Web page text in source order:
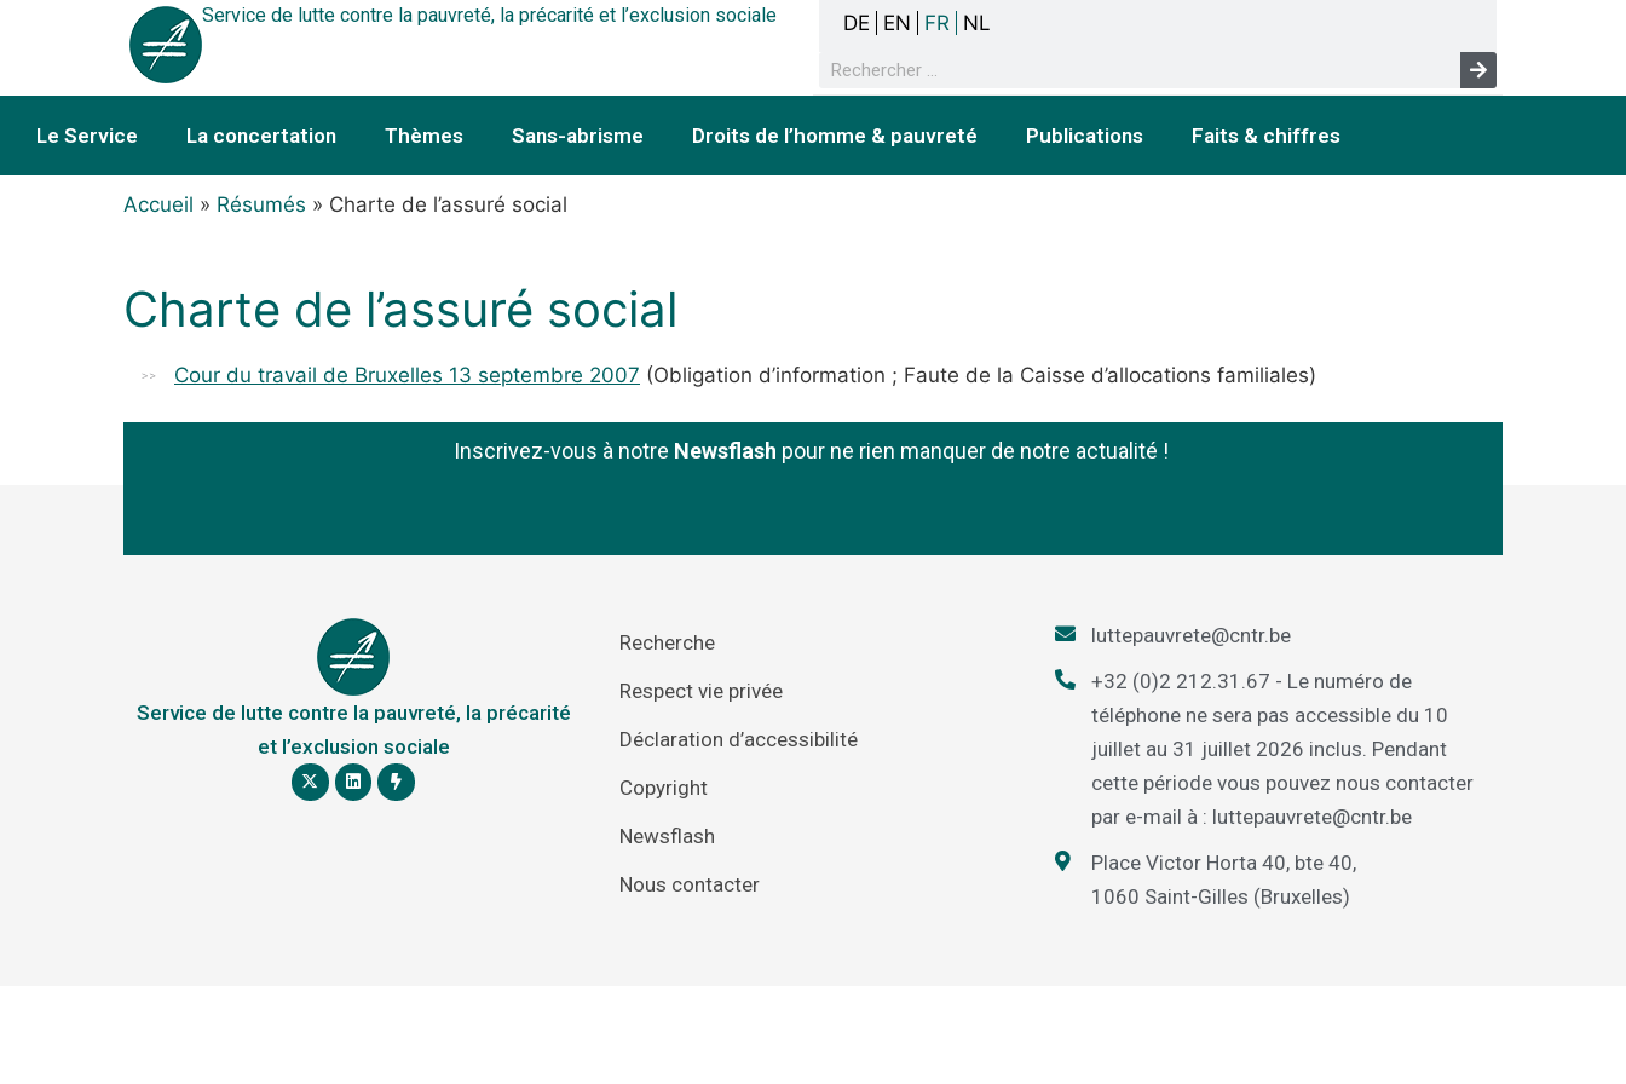
Service de lutte contre la pauvreté, la précarité et l’exclusion sociale DE EN FR NL
Le Service La concertation Thèmes Sans-abrisme Droits de l’homme & pauvreté Publications Faits & chiffres
Accueil » Résumés » Charte de l’assuré social
Charte de l’assuré social
Cour du travail de Bruxelles 13 septembre 2007 (Obligation d’information ; Faute de la Caisse d’allocations familiales)
Inscrivez-vous à notre Newsflash pour ne rien manquer de notre actualité !
Service de lutte contre la pauvreté, la précarité
et l’exclusion sociale
Recherche
Respect vie privée
Déclaration d’accessibilité
Copyright
Newsflash
Nous contacter
luttepauvrete@cntr.be
+32 (0)2 212.31.67 - Le numéro de
téléphone ne sera pas accessible du 10
juillet au 31 juillet 2026 inclus. Pendant
cette période vous pouvez nous contacter
par e-mail à : luttepauvrete@cntr.be
Place Victor Horta 40, bte 40,
1060 Saint-Gilles (Bruxelles)